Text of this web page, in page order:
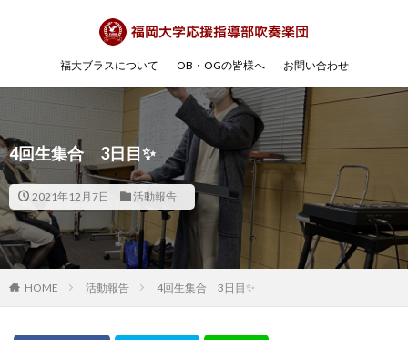
福大ブラスについて OB・OGの皆様へ お問い合わせ
4回生集合 3日目✨
2021年12月7日 活動報告
HOME 活動報告 4回生集合 3日目✨